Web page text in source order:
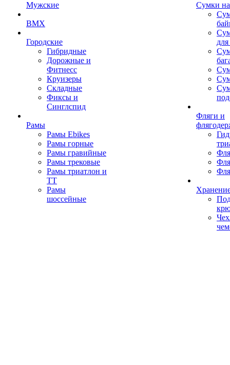
Мужские
BMX
Городские
Гибридные
Дорожные и
Фитнесс
Круизеры
Складные
Фиксы и
Синглспид
Рамы
Рамы Ebikes
Рамы горные
Рамы гравийные
Рамы трековые
Рамы триатлон и
ТТ
Рамы
шоссейные
Сумки
Фляги и